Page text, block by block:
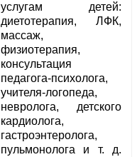
услугам детей:
диетотерапия, ЛФК,
массаж,
физиотерапия,
консультация
педагога-психолога,
учителя-логопеда,
невролога, детского
кардиолога,
гастроэнтеролога,
пульмонолога и т. д.